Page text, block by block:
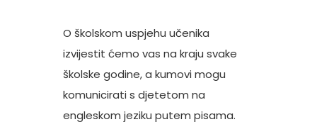
O školskom uspjehu učenika
izvijestit ćemo vas na kraju svake
školske godine, a kumovi mogu
komunicirati s djetetom na
engleskom jeziku putem pisama.